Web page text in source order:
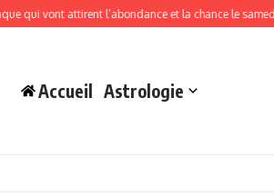
attirent l’abondance et la chance le samedi 8 août
Accueil Astrologie